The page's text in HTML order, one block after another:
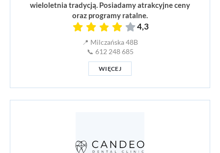
wieloletnia tradycją. Posiadamy atrakcyjne ceny
oraz programy ratalne.
4,3
📍 Milczańska 48B
📞 612 248 685
WIĘCEJ